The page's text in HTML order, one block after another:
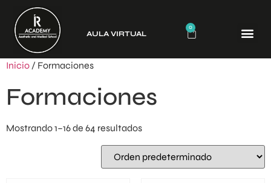
AULA VIRTUAL
0
Inicio / Formaciones
Formaciones
Mostrando 1–16 de 64 resultados